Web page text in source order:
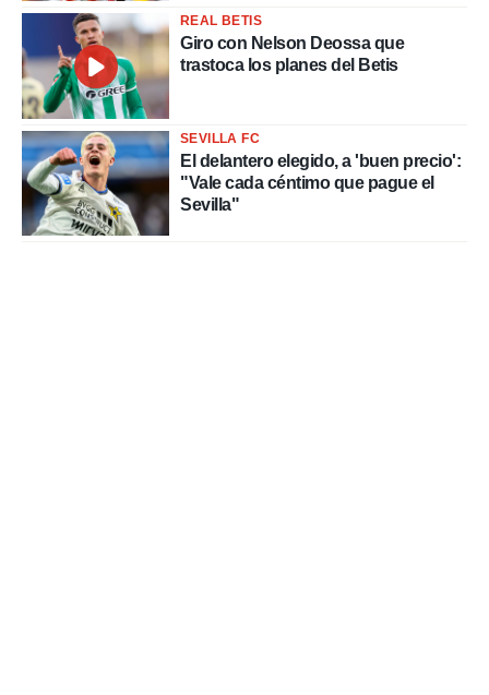
REAL BETIS
Giro con Nelson Deossa que
trastoca los planes del Betis
SEVILLA FC
El delantero elegido, a 'buen precio':
"Vale cada céntimo que pague el
Sevilla"